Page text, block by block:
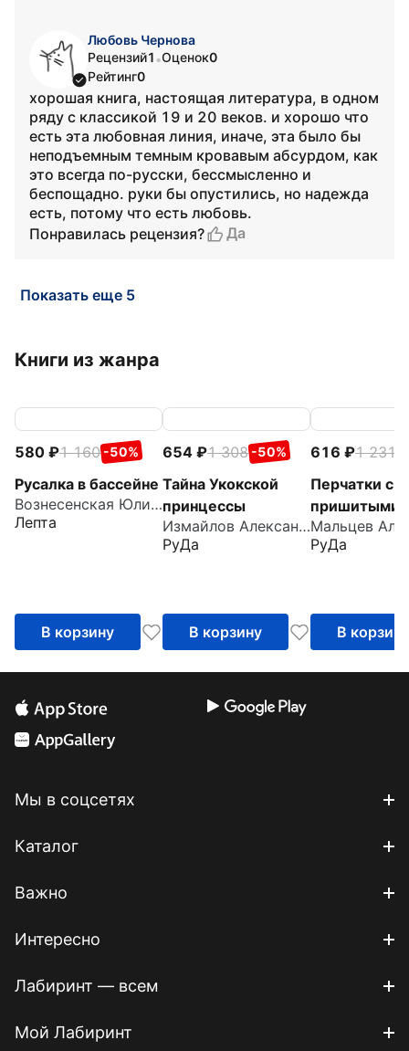
Любовь Чернова
Рецензий1 •Оценок0
Рейтинг0
хорошая книга, настоящая литература, в одном
ряду с классикой 19 и 20 веков. и хорошо что
есть эта любовная линия, иначе, эта было бы
неподъемным темным кровавым абсурдом, как
это всегда по-русски, бессмысленно и
беспощадно. руки бы опустились, но надежда
есть, потому что есть любовь.
Понравилась рецензия?
Да
Показать еще 5
Книги из жанра
580 1 160 -50%
Русалка в бассейне
Вознесенская Юлия Николаевна
Лепта
В корзину
654 1 308 -50%
Тайна Укокской
принцессы
Измайлов Александр
РуДа
В корзину
616 1 231
Перчатки с
пришитыми
пальцами
РуДа
В корзину
Мы в соцсетях
Каталог
Важно
Интересно
Лабиринт — всем
Мой Лабиринт